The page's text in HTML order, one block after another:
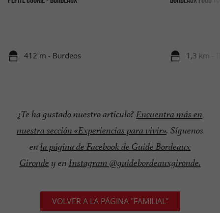
412 m - Burdeos 1,3 km -
¿Te ha gustado nuestro artículo?Encuentra más en
nuestra sección «Experiencias para vivir». Síguenos
en la página de Facebook de Guide Bordeaux
Gironde y en Instagram @guidebordeauxgironde.
VOLVER A LA PÁGINA "FAMILIAL"